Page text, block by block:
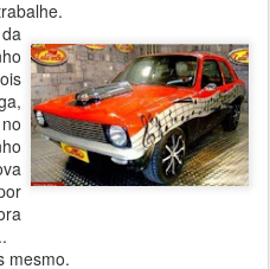
mesmo.